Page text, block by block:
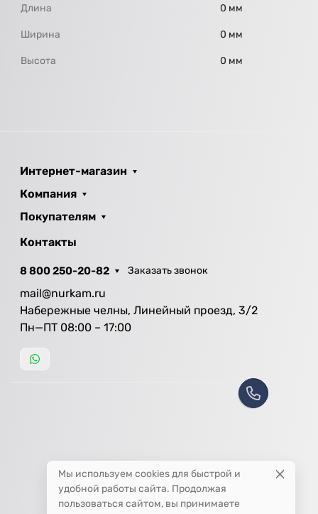
Длина 0 мм
Ширина 0 мм
Высота 0 мм
Интернет-магазин
Компания
Покупателям
Контакты
8 800 250-20-82 Заказать звонок
mail@nurkam.ru
Набережные челны, Линейный проезд, 3/2
Пн—ПТ 08:00 – 17:00
Мы используем cookies для быстрой и
удобной работы сайта. Продолжая
пользоваться сайтом, вы принимаете